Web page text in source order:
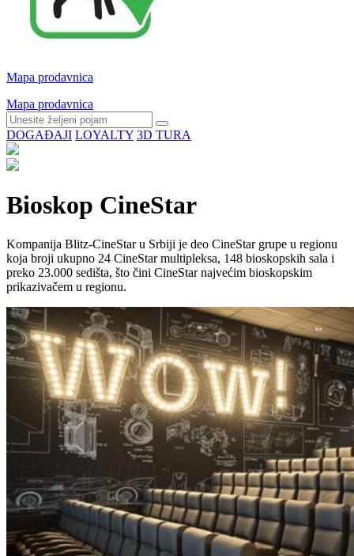
Mapa prodavnica
Mapa prodavnica
DOGAĐAJI LOYALTY 3D TURA
Bioskop CineStar
Kompanija Blitz-CineStar u Srbiji je deo CineStar grupe u regionu
koja broji ukupno 24 CineStar multipleksa, 148 bioskopskih sala i
preko 23.000 sedišta, što čini CineStar najvećim bioskopskim
prikazivačem u regionu.